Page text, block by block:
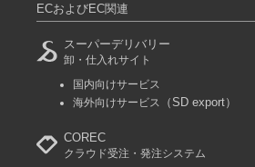
ECおよびEC関連
スーパーデリバリー
卸・仕入れサイト
国内向けサービス
海外向けサービス
（SD export）
COREC
クラウド受注・発注システム